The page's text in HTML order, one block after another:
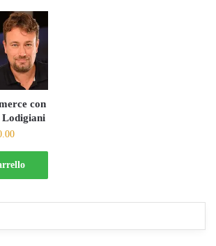
con
Il
prezzo
attuale
è: